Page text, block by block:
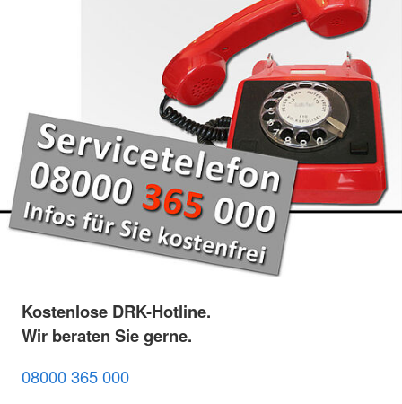
Kostenlose DRK-Hotline.
Wir beraten Sie gerne.
08000 365 000